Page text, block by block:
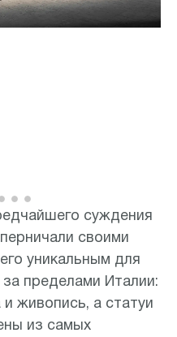
суждения
своими
уникальным для
пределами Италии:
и живопись, а статуи
из самых